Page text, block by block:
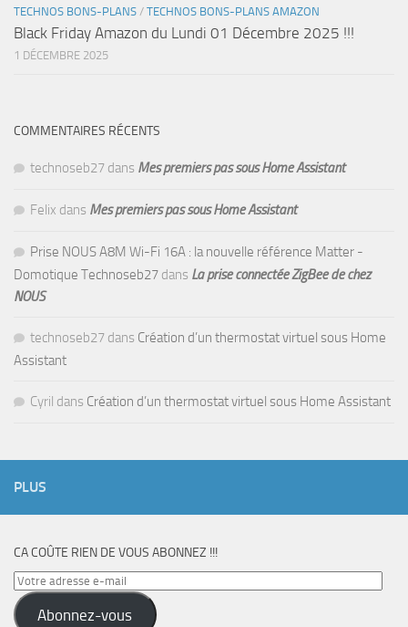
TECHNOS BONS-PLANS / TECHNOS BONS-PLANS AMAZON
Black Friday Amazon du Lundi 01 Décembre 2025 !!!
1 DÉCEMBRE 2025
COMMENTAIRES RÉCENTS
technoseb27 dans Mes premiers pas sous Home Assistant
Felix dans Mes premiers pas sous Home Assistant
Prise NOUS A8M Wi-Fi 16A : la nouvelle référence Matter -
Domotique Technoseb27 dans La prise connectée ZigBee de chez
NOUS
technoseb27 dans Création d’un thermostat virtuel sous Home
Assistant
Cyril dans Création d’un thermostat virtuel sous Home Assistant
PLUS
CA COÛTE RIEN DE VOUS ABONNEZ !!!
Votre
adresse
Abonnez-vous